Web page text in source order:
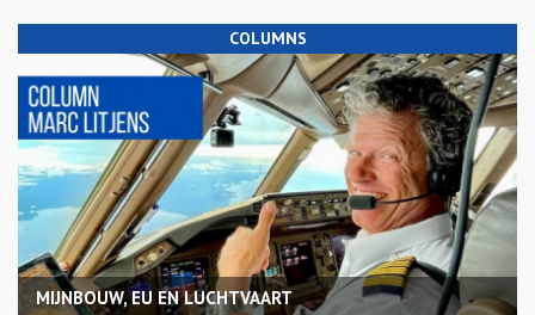
COLUMNS
MIJNBOUW, EU EN LUCHTVAART